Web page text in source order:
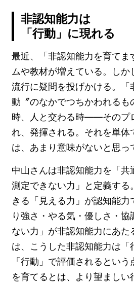
非認知能力は
「行動」に現れる
最近、「非認知能力を育てま
ムや教材が増えている。しか
流行に疑問を投げかける。「
動〞のなかでつちかわれるも
時、人と交わる時――そのプ
れ、発揮される。それを単体
は、あまり意味がないと思っ
中山さんは非認知能力を「共
測定できない力」と定義する
きる「見える力」が認知能
り強さ・やる気・優しさ・協
ない力」が非認知能力にあた
は、こうした非認知能力は「
「行動」で評価されるとい
を育てるとは、より望ましい